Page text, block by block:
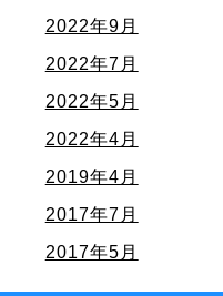
2022年9月
2022年7月
2022年5月
2022年4月
2019年4月
2017年7月
2017年5月